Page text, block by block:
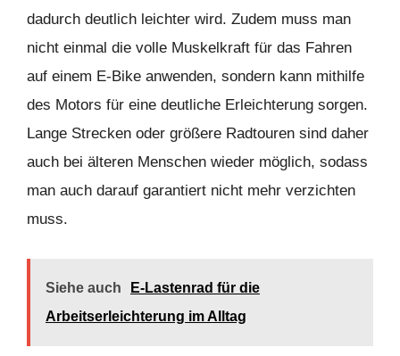
dadurch deutlich leichter wird. Zudem muss man
nicht einmal die volle Muskelkraft für das Fahren
auf einem E-Bike anwenden, sondern kann mithilfe
des Motors für eine deutliche Erleichterung sorgen.
Lange Strecken oder größere Radtouren sind daher
auch bei älteren Menschen wieder möglich, sodass
man auch darauf garantiert nicht mehr verzichten
muss.
Siehe auch
E-Lastenrad für die
Arbeitserleichterung im Alltag